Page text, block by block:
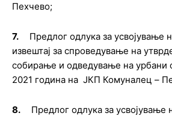
Пехчево;
7. Предлог одлука за усвојување
извештај за спроведување на
собирање и одведување на урбани
2021 година на ЈКП Комуналец –
8. Предлог одлука за усвојување